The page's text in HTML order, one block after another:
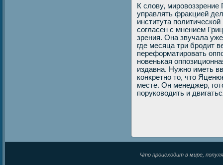
К слову,
управлять фракцией
института
согласен с мнением
зрения. Она звучала
где месяца три бродит
переформатировать
новенькая
издавна. Нужно иметь
конкретно то, что
месте. Он менеджер,
поруководить и
Что происходит в мире,